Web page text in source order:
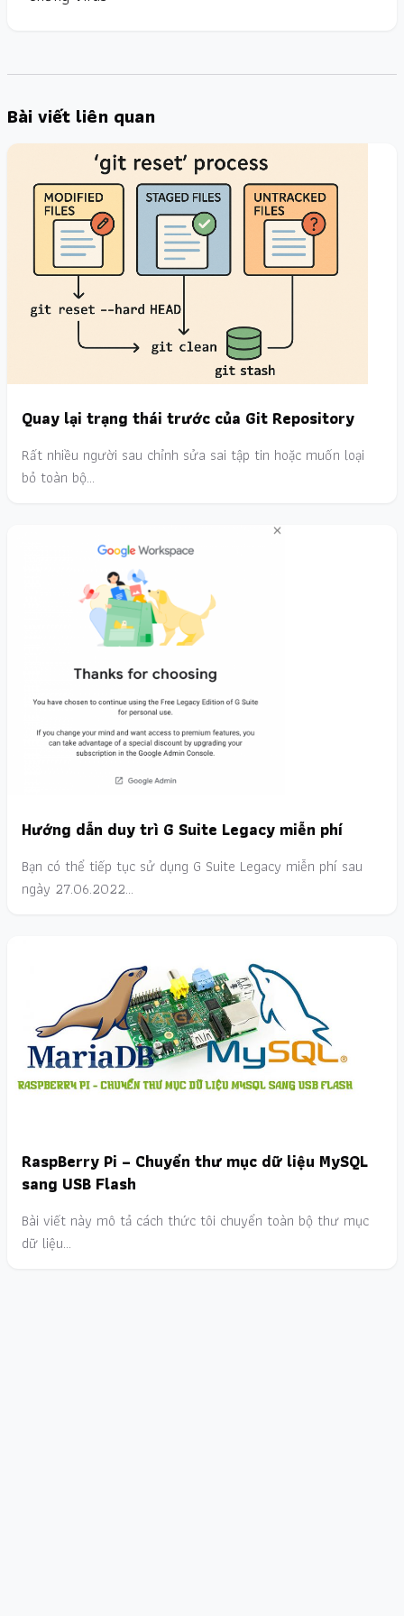
Bài viết liên quan
Quay lại trạng thái trước của Git Repository
Rất nhiều người sau chỉnh sửa sai tập tin hoặc muốn loại
bỏ toàn bộ…
Hướng dẫn duy trì G Suite Legacy miễn phí
Bạn có thể tiếp tục sử dụng G Suite Legacy miễn phí sau
ngày 27.06.2022…
RaspBerry Pi – Chuyển thư mục dữ liệu MySQL
sang USB Flash
Bài viết này mô tả cách thức tôi chuyển toàn bộ thư mục
dữ liệu…